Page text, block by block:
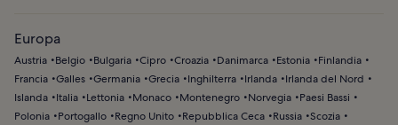
Europa
Austria Belgio Bulgaria Cipro Croazia Danimarca Estonia
Finlandia
Francia Galles Germania Grecia Inghilterra Irlanda
Irlanda del Nord
Islanda
Italia Lettonia Monaco Montenegro Norvegia
Paesi Bassi
Polonia
Portogallo Regno Unito Repubblica Ceca Russia Scozia